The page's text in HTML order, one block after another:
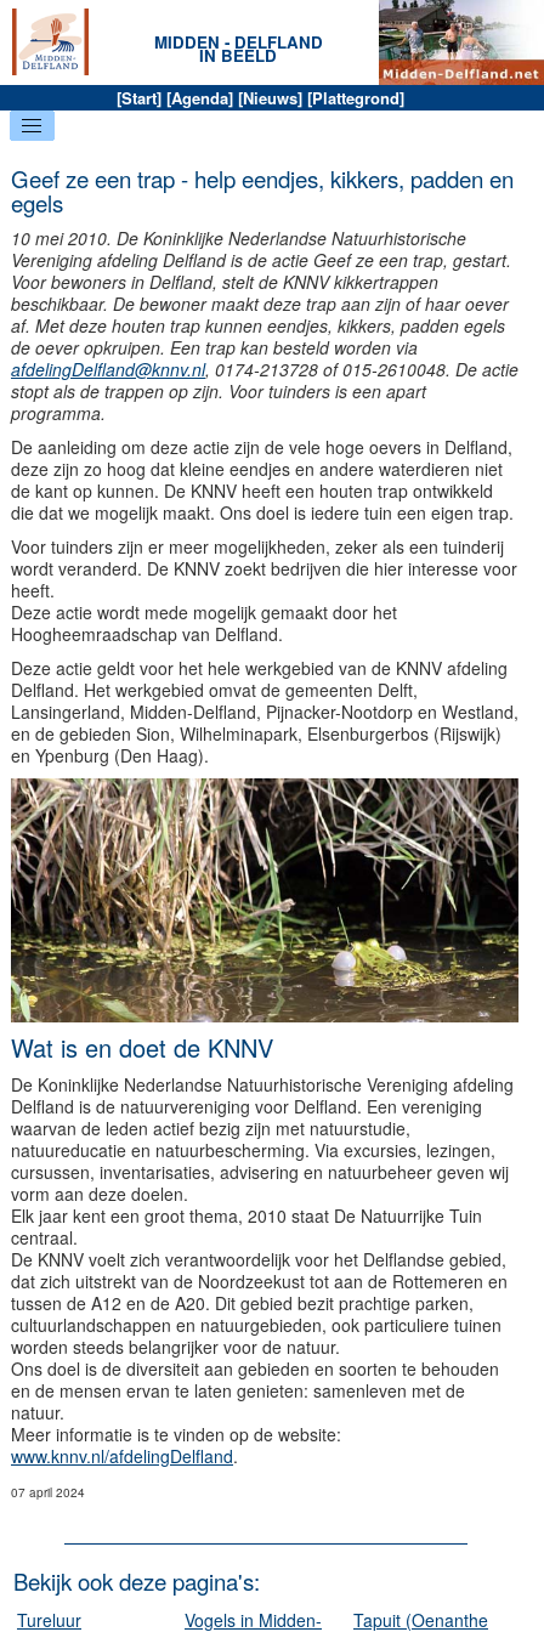
MIDDEN - DELFLAND
IN BEELD
[Start] [Agenda] [Nieuws] [Plattegrond]
Geef ze een trap - help eendjes, kikkers, padden en
egels
10 mei 2010. De Koninklijke Nederlandse Natuurhistorische
Vereniging afdeling Delfland is de actie Geef ze een trap, gestart.
Voor bewoners in Delfland, stelt de KNNV kikkertrappen
beschikbaar. De bewoner maakt deze trap aan zijn of haar oever
af. Met deze houten trap kunnen eendjes, kikkers, padden egels
de oever opkruipen. Een trap kan besteld worden via
afdelingDelfland@knnv.nl, 0174-213728 of 015-2610048. De actie
stopt als de trappen op zijn. Voor tuinders is een apart
programma.
De aanleiding om deze actie zijn de vele hoge oevers in Delfland,
deze zijn zo hoog dat kleine eendjes en andere waterdieren niet
de kant op kunnen. De KNNV heeft een houten trap ontwikkeld
die dat we mogelijk maakt. Ons doel is iedere tuin een eigen trap.
Voor tuinders zijn er meer mogelijkheden, zeker als een tuinderij
wordt veranderd. De KNNV zoekt bedrijven die hier interesse voor
heeft.
Deze actie wordt mede mogelijk gemaakt door het
Hoogheemraadschap van Delfland.
Deze actie geldt voor het hele werkgebied van de KNNV afdeling
Delfland. Het werkgebied omvat de gemeenten Delft,
Lansingerland, Midden-Delfland, Pijnacker-Nootdorp en Westland,
en de gebieden Sion, Wilhelminapark, Elsenburgerbos (Rijswijk)
en Ypenburg (Den Haag).
Wat is en doet de KNNV
De Koninklijke Nederlandse Natuurhistorische Vereniging afdeling
Delfland is de natuurvereniging voor Delfland. Een vereniging
waarvan de leden actief bezig zijn met natuurstudie,
natuureducatie en natuurbescherming. Via excursies, lezingen,
cursussen, inventarisaties, advisering en natuurbeheer geven wij
vorm aan deze doelen.
Elk jaar kent een groot thema, 2010 staat De Natuurrijke Tuin
centraal.
De KNNV voelt zich verantwoordelijk voor het Delflandse gebied,
dat zich uitstrekt van de Noordzeekust tot aan de Rottemeren en
tussen de A12 en de A20. Dit gebied bezit prachtige parken,
cultuurlandschappen en natuurgebieden, ook particuliere tuinen
worden steeds belangrijker voor de natuur.
Ons doel is de diversiteit aan gebieden en soorten te behouden
en de mensen ervan te laten genieten: samenleven met de
natuur.
Meer informatie is te vinden op de website:
www.knnv.nl/afdelingDelfland.
07 april 2024
Bekijk ook deze pagina's:
Tureluur
Vogels in Midden-
Tapuit (Oenanthe